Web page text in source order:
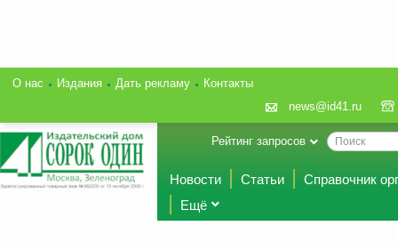
О нас Издания Дать рекламу
Контакты
news@id41.ru
Рейтинг запросов
Новости Статьи
Справочник
Ещё